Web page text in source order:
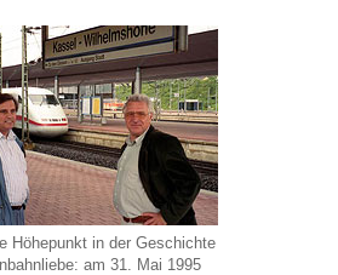
Höhepunkt in der Geschichte
am 31. Mai 1995